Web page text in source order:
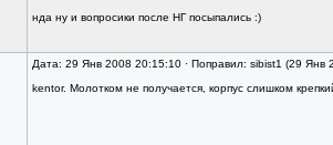
нда ну и вопросики после НГ посыпались :)
Дата: 29 Янв 2008 20:15:10 · Поправил: sibist1 (29 Янв
kentor. Молотком не получается, корпус слишком